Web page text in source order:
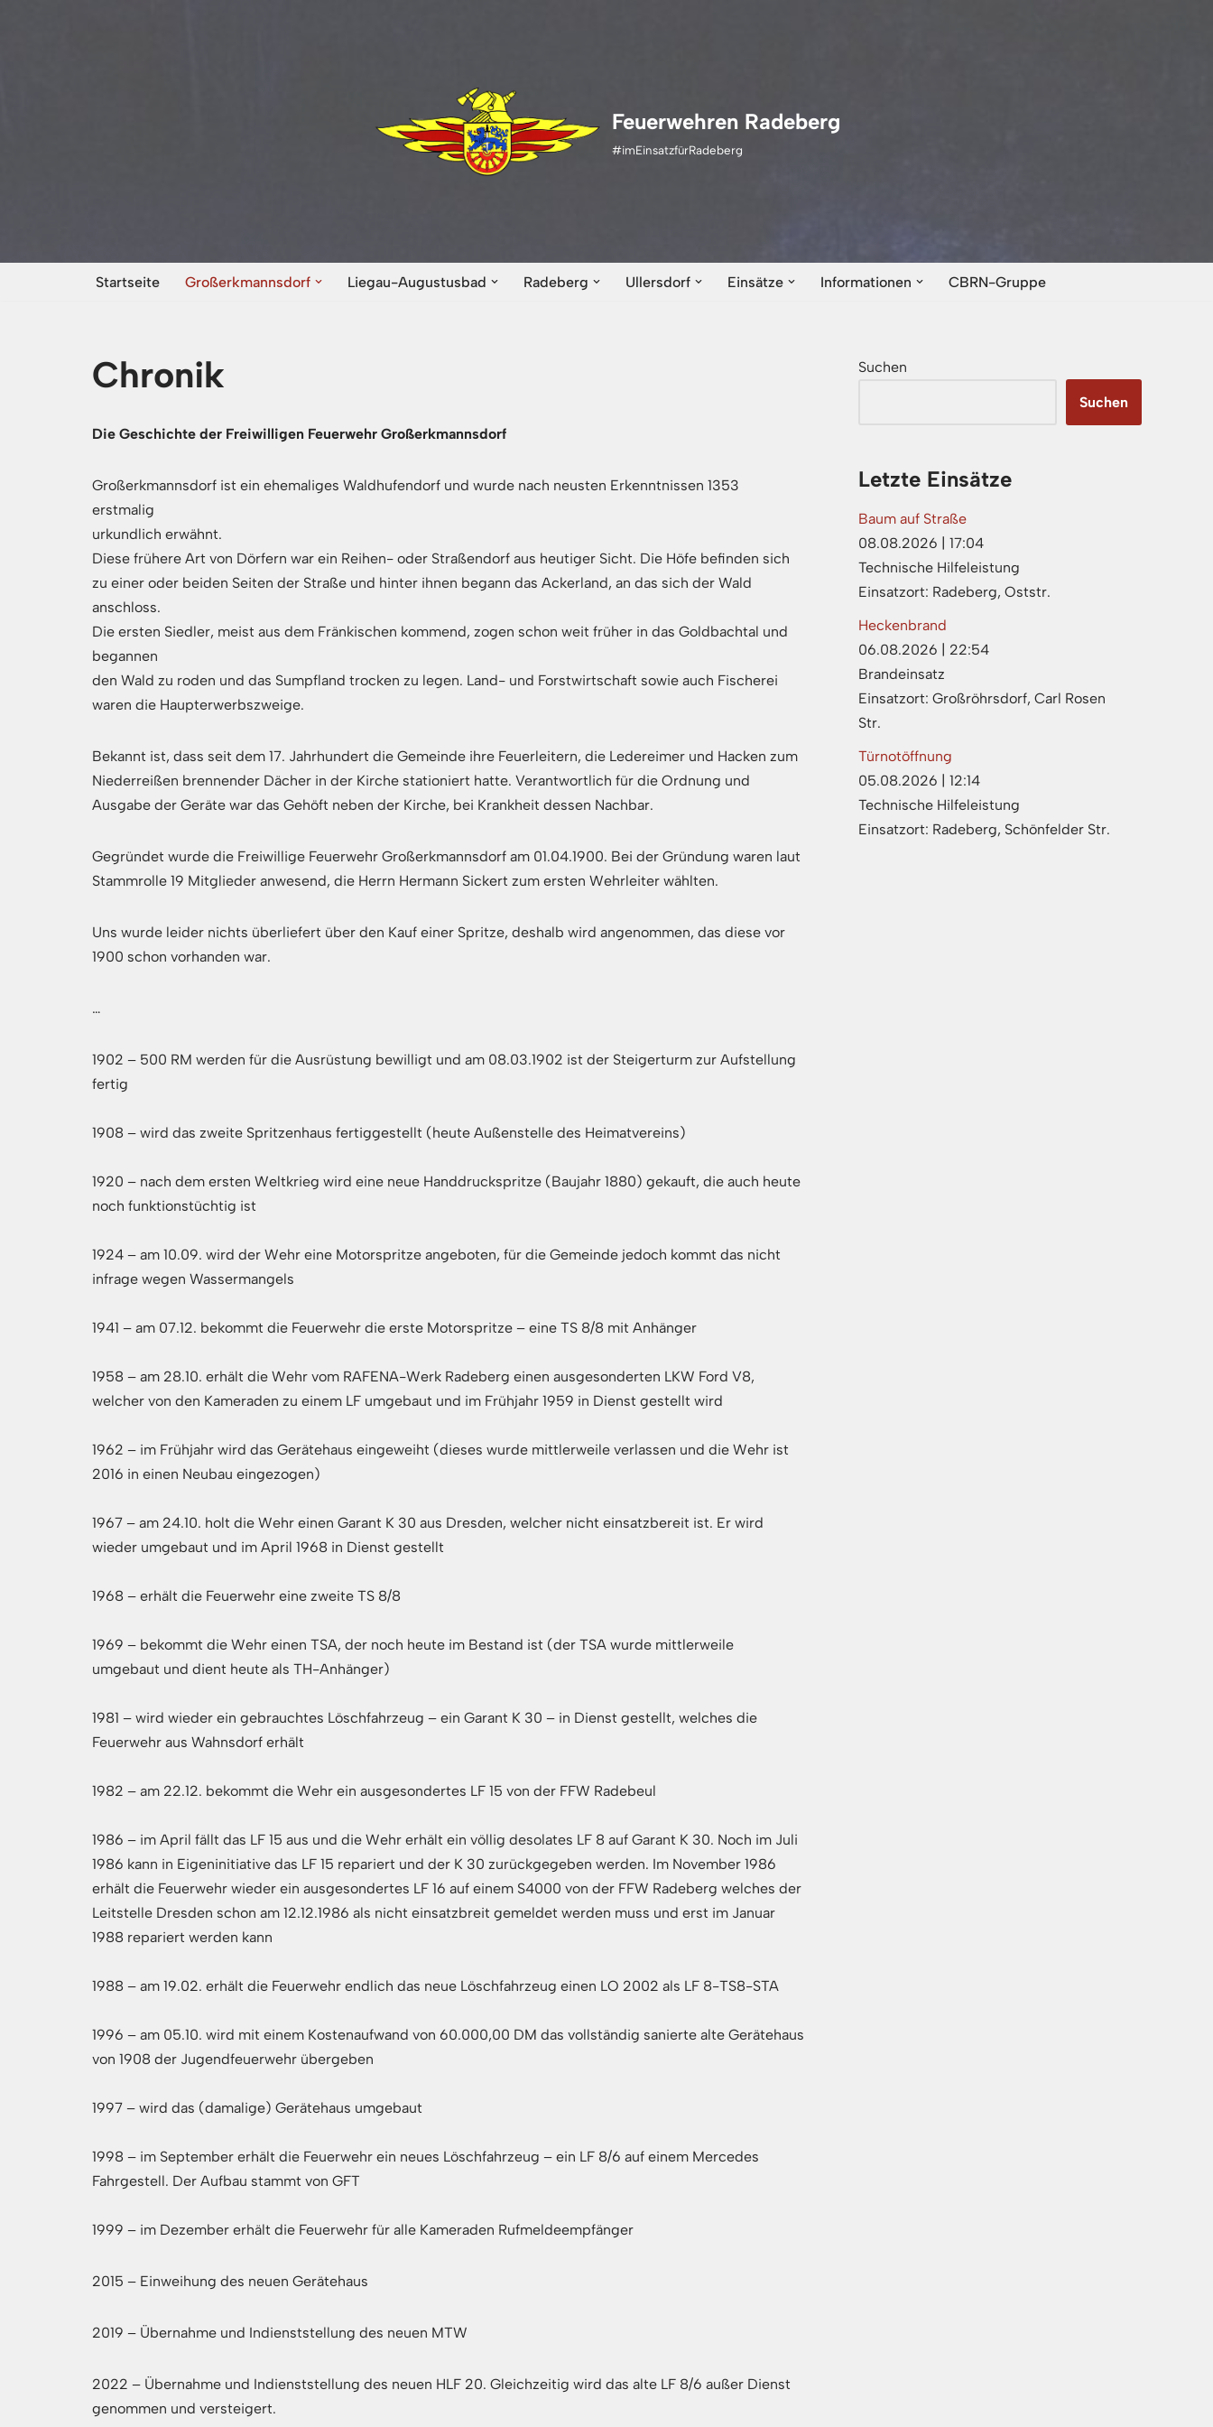
Feuerwehren Radeberg
#imEinsatzfürRadeberg
Startseite Großerkmannsdorf Liegau-Augustusbad Radeberg Ullersdorf Einsätze Informationen CBRN-Gruppe
Chronik
Die Geschichte der Freiwilligen Feuerwehr Großerkmannsdorf
Großerkmannsdorf ist ein ehemaliges Waldhufendorf und wurde nach neusten Erkenntnissen 1353
erstmalig
urkundlich erwähnt.
Diese frühere Art von Dörfern war ein Reihen- oder Straßendorf aus heutiger Sicht. Die Höfe befinden sich
zu einer oder beiden Seiten der Straße und hinter ihnen begann das Ackerland, an das sich der Wald
anschloss.
Die ersten Siedler, meist aus dem Fränkischen kommend, zogen schon weit früher in das Goldbachtal und
begannen
den Wald zu roden und das Sumpfland trocken zu legen. Land- und Forstwirtschaft sowie auch Fischerei
waren die Haupterwerbszweige.
Bekannt ist, dass seit dem 17. Jahrhundert die Gemeinde ihre Feuerleitern, die Ledereimer und Hacken zum
Niederreißen brennender Dächer in der Kirche stationiert hatte. Verantwortlich für die Ordnung und
Ausgabe der Geräte war das Gehöft neben der Kirche, bei Krankheit dessen Nachbar.
Gegründet wurde die Freiwillige Feuerwehr Großerkmannsdorf am 01.04.1900. Bei der Gründung waren laut
Stammrolle 19 Mitglieder anwesend, die Herrn Hermann Sickert zum ersten Wehrleiter wählten.
Uns wurde leider nichts überliefert über den Kauf einer Spritze, deshalb wird angenommen, das diese vor
1900 schon vorhanden war.
…
1902 – 500 RM werden für die Ausrüstung bewilligt und am 08.03.1902 ist der Steigerturm zur Aufstellung
fertig
1908 – wird das zweite Spritzenhaus fertiggestellt (heute Außenstelle des Heimatvereins)
1920 – nach dem ersten Weltkrieg wird eine neue Handdruckspritze (Baujahr 1880) gekauft, die auch heute
noch funktionstüchtig ist
1924 – am 10.09. wird der Wehr eine Motorspritze angeboten, für die Gemeinde jedoch kommt das nicht
infrage wegen Wassermangels
1941 – am 07.12. bekommt die Feuerwehr die erste Motorspritze – eine TS 8/8 mit Anhänger
1958 – am 28.10. erhält die Wehr vom RAFENA-Werk Radeberg einen ausgesonderten LKW Ford V8,
welcher von den Kameraden zu einem LF umgebaut und im Frühjahr 1959 in Dienst gestellt wird
1962 – im Frühjahr wird das Gerätehaus eingeweiht (dieses wurde mittlerweile verlassen und die Wehr ist
2016 in einen Neubau eingezogen)
1967 – am 24.10. holt die Wehr einen Garant K 30 aus Dresden, welcher nicht einsatzbereit ist. Er wird
wieder umgebaut und im April 1968 in Dienst gestellt
1968 – erhält die Feuerwehr eine zweite TS 8/8
1969 – bekommt die Wehr einen TSA, der noch heute im Bestand ist (der TSA wurde mittlerweile
umgebaut und dient heute als TH-Anhänger)
1981 – wird wieder ein gebrauchtes Löschfahrzeug – ein Garant K 30 – in Dienst gestellt, welches die
Feuerwehr aus Wahnsdorf erhält
1982 – am 22.12. bekommt die Wehr ein ausgesondertes LF 15 von der FFW Radebeul
1986 – im April fällt das LF 15 aus und die Wehr erhält ein völlig desolates LF 8 auf Garant K 30. Noch im Juli
1986 kann in Eigeninitiative das LF 15 repariert und der K 30 zurückgegeben werden. Im November 1986
erhält die Feuerwehr wieder ein ausgesondertes LF 16 auf einem S4000 von der FFW Radeberg welches der
Leitstelle Dresden schon am 12.12.1986 als nicht einsatzbreit gemeldet werden muss und erst im Januar
1988 repariert werden kann
1988 – am 19.02. erhält die Feuerwehr endlich das neue Löschfahrzeug einen LO 2002 als LF 8-TS8-STA
1996 – am 05.10. wird mit einem Kostenaufwand von 60.000,00 DM das vollständig sanierte alte Gerätehaus
von 1908 der Jugendfeuerwehr übergeben
1997 – wird das (damalige) Gerätehaus umgebaut
1998 – im September erhält die Feuerwehr ein neues Löschfahrzeug – ein LF 8/6 auf einem Mercedes
Fahrgestell. Der Aufbau stammt von GFT
1999 – im Dezember erhält die Feuerwehr für alle Kameraden Rufmeldeempfänger
2015 – Einweihung des neuen Gerätehaus
2019 – Übernahme und Indienststellung des neuen MTW
2022 – Übernahme und Indienststellung des neuen HLF 20. Gleichzeitig wird das alte LF 8/6 außer Dienst
genommen und versteigert.
Suchen
Suchen
Letzte Einsätze
Baum auf Straße
08.08.2026 | 17:04
Technische Hilfeleistung
Einsatzort: Radeberg, Oststr.
Heckenbrand
06.08.2026 | 22:54
Brandeinsatz
Einsatzort: Großröhrsdorf, Carl Rosen
Str.
Türnotöffnung
05.08.2026 | 12:14
Technische Hilfeleistung
Einsatzort: Radeberg, Schönfelder Str.